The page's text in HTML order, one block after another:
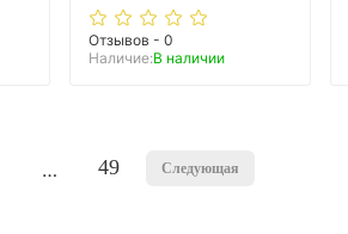
Отзывов - 0
Наличие:В наличии
… 49 Следующая